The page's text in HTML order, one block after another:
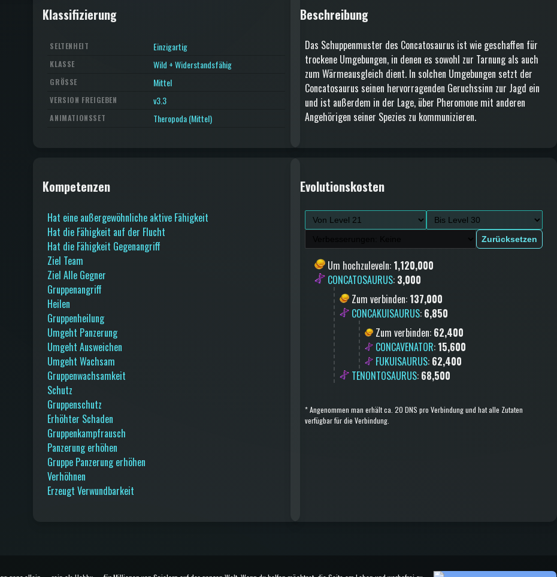
Klassifizierung
SELTENHEIT Einzigartig
KLASSE Wild + Widerstandsfähig
GRÖSSE Mittel
VERSION FREIGEBEN v3.3
ANIMATIONSSET Theropoda (Mittel)
Beschreibung
Das Schuppenmuster des Concatosaurus ist wie geschaffen für
trockene Umgebungen, in denen es sowohl zur Tarnung als auch
zum Wärmeausgleich dient. In solchen Umgebungen setzt der
Concatosaurus seinen hervorragenden Geruchssinn zur Jagd ein
und ist außerdem in der Lage, über Pheromone mit anderen
Angehörigen seiner Spezies zu kommunizieren.
Kompetenzen
Hat eine außergewöhnliche aktive Fähigkeit
Hat die Fähigkeit auf der Flucht
Hat die Fähigkeit Gegenangriff
Ziel Team
Ziel Alle Gegner
Gruppenangriff
Heilen
Gruppenheilung
Umgeht Panzerung
Umgeht Ausweichen
Umgeht Wachsam
Gruppenwachsamkeit
Schutz
Gruppenschutz
Erhöhter Schaden
Gruppenkampfrausch
Panzerung erhöhen
Gruppe Panzerung erhöhen
Verhöhnen
Erzeugt Verwundbarkeit
Evolutionskosten
Zurücksetzen
Um hochzuleveln: 1,120,000
CONCATOSAURUS: 3,000
Zum verbinden: 137,000
CONCAKUISAURUS: 6,850
Zum verbinden: 62,400
CONCAVENATOR: 15,600
FUKUISAURUS: 62,400
TENONTOSAURUS: 68,500
*Angenommen man erhält ca. 20 DNS pro Verbindung und hat alle Zutaten
verfügbar für die Verbindung.